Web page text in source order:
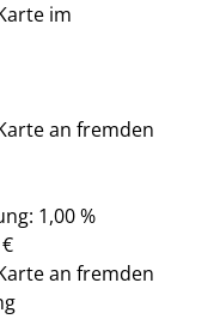
im
an fremden
1,00 %
an fremden